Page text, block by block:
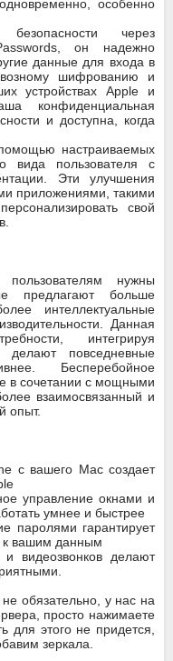
особенно
через
он надежно
данные для входа в
шифрованию и
устройствах Apple и
конфиденциальная
и доступна, когда
настраиваемых
вида пользователя с
Эти улучшения
приложениями, такими
свой
нужны
предлагают больше
интеллектуальные
Данная
интегрируя
повседневные
Бесперебойное
в сочетании с мощными
взаимосвязанный и
опыт.
с вашего Mac создает
управление окнами и
умнее и быстрее
паролями гарантирует
к вашим данным
видеозвонков делают
обязательно, у нас на
просто нажимаете
для этого не придется,
зеркала.